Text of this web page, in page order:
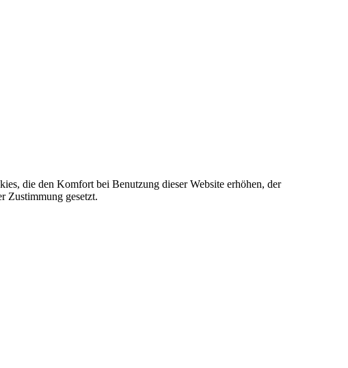
die den Komfort bei Benutzung dieser Website erhöhen, der
Zustimmung gesetzt.